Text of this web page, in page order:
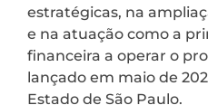
estratégicas, na
e na atuação como a
financeira a operar o
lançado em maio de
Estado de São Paulo.